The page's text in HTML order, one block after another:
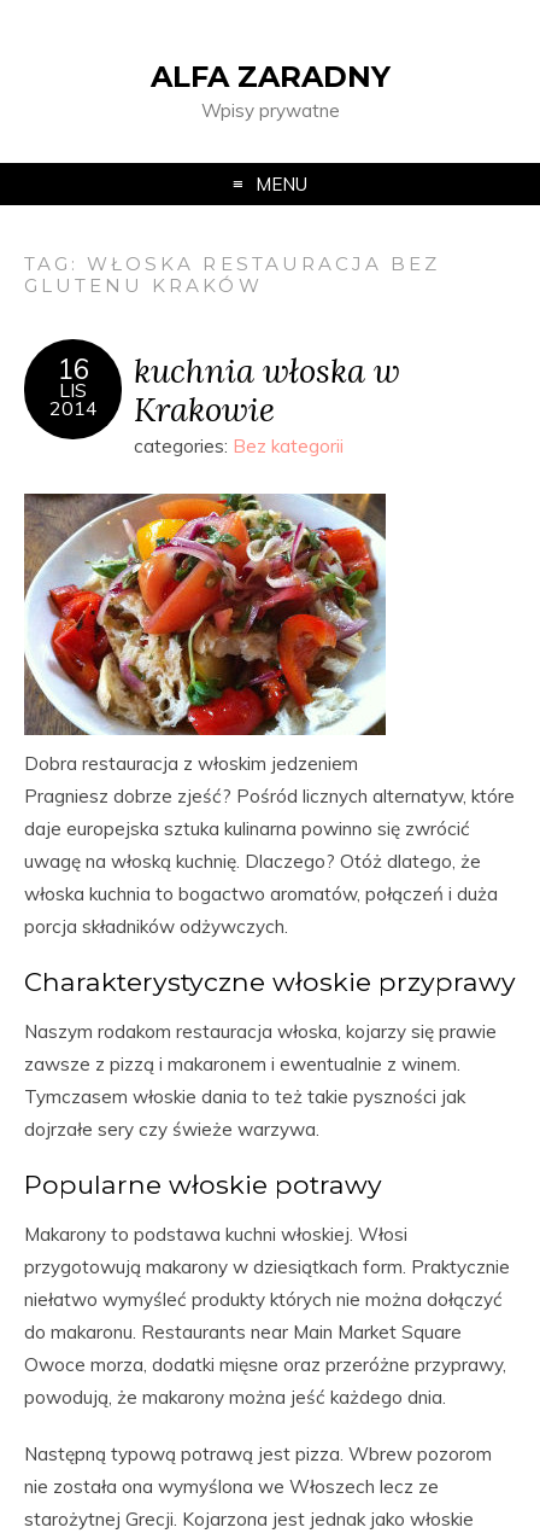
ALFA ZARADNY
Wpisy prywatne
MENU
TAG:WŁOSKA RESTAURACJA BEZ
GLUTENU KRAKÓW
16
LIS
2014
kuchnia włoska w
Krakowie
categories: Bez kategorii
Dobra restauracja z włoskim jedzeniem
Pragniesz dobrze zjeść? Pośród licznych alternatyw, które
daje europejska sztuka kulinarna powinno się zwrócić
uwagę na włoską kuchnię. Dlaczego? Otóż dlatego, że
włoska kuchnia to bogactwo aromatów, połączeń i duża
porcja składników odżywczych.
Charakterystyczne włoskie przyprawy
Naszym rodakom restauracja włoska, kojarzy się prawie
zawsze z pizzą i makaronem i ewentualnie z winem.
Tymczasem włoskie dania to też takie pyszności jak
dojrzałe sery czy świeże warzywa.
Popularne włoskie potrawy
Makarony to podstawa kuchni włoskiej. Włosi
przygotowują makarony w dziesiątkach form. Praktycznie
niełatwo wymyśleć produkty których nie można dołączyć
do makaronu. Restaurants near Main Market Square
Owoce morza, dodatki mięsne oraz przeróżne przyprawy,
powodują, że makarony można jeść każdego dnia.
Następną typową potrawą jest pizza. Wbrew pozorom
nie została ona wymyślona we Włoszech lecz ze
starożytnej Grecji. Kojarzona jest jednak jako włoskie